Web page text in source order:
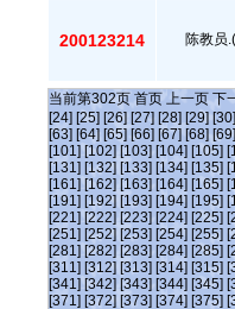
200123214 陈教员
当前第302页 首页 上一页 下
[24] [25] [26] [27] [28] [29] [30]
[63] [64] [65] [66] [67] [68] [69]
[101] [102] [103] [104] [105]
[131] [132] [133] [134] [135]
[161] [162] [163] [164] [165]
[191] [192] [193] [194] [195]
[221] [222] [223] [224] [225]
[251] [252] [253] [254] [255]
[281] [282] [283] [284] [285]
[311] [312] [313] [314] [315]
[341] [342] [343] [344] [345]
[371] [372] [373] [374] [375]